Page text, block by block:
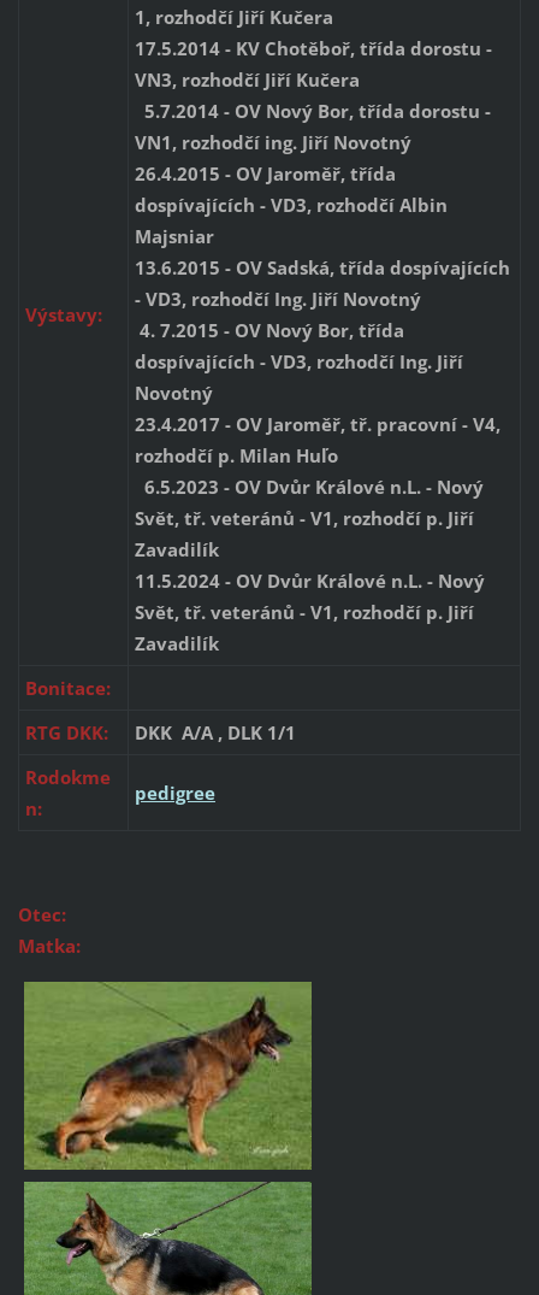
Výstavy:
1, rozhodčí Jiří Kučera
17.5.2014 - KV Chotěboř, třída dorostu -
VN3, rozhodčí Jiří Kučera
5.7.2014 - OV Nový Bor, třída dorostu -
VN1, rozhodčí ing. Jiří Novotný
26.4.2015 - OV Jaroměř, třída
dospívajících - VD3, rozhodčí Albin
Majsniar
13.6.2015 - OV Sadská, třída dospívajících
- VD3, rozhodčí Ing. Jiří Novotný
4. 7.2015 - OV Nový Bor, třída
dospívajících - VD3, rozhodčí Ing. Jiří
Novotný
23.4.2017 - OV Jaroměř, tř. pracovní - V4,
rozhodčí p. Milan Huľo
6.5.2023 - OV Dvůr Králové n.L. - Nový
Svět, tř. veteránů - V1, rozhodčí p. Jiří
Zavadilík
11.5.2024 - OV Dvůr Králové n.L. - Nový
Svět, tř. veteránů - V1, rozhodčí p. Jiří
Zavadilík
Bonitace:
RTG DKK:
DKK A/A , DLK 1/1
Rodokme
n:
pedigree
Otec:
Matka: